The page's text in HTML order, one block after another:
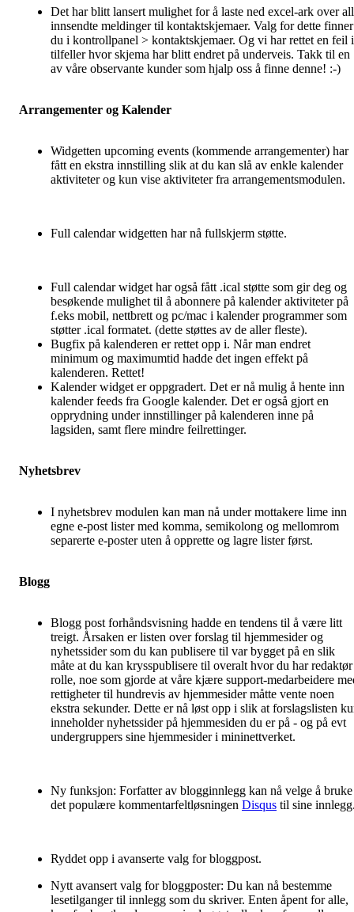
Det har blitt lansert mulighet for å laste ned excel-ark over
innsendte meldinger til kontaktskjemaer. Valg for dette finner
du i kontrollpanel > kontaktskjemaer. Og vi har rettet en feil i
tilfeller hvor skjema har blitt endret på underveis. Takk til en
av våre observante kunder som hjalp oss å finne denne! :-)
Arrangementer og Kalender
Widgetten upcoming events (kommende arrangementer) har
fått en ekstra innstilling slik at du kan slå av enkle kalender
aktiviteter og kun vise aktiviteter fra arrangementsmodulen.
Full calendar widgetten har nå fullskjerm støtte.
Full calendar widget har også fått .ical støtte som gir deg og
besøkende mulighet til å abonnere på kalender aktiviteter på
f.eks mobil, nettbrett og pc/mac i kalender programmer som
støtter .ical formatet. (dette støttes av de aller fleste).
Bugfix på kalenderen er rettet opp i. Når man endret
minimum og maximumtid hadde det ingen effekt på
kalenderen. Rettet!
Kalender widget er oppgradert. Det er nå mulig å hente inn
kalender feeds fra Google kalender. Det er også gjort en
opprydning under innstillinger på kalenderen inne på
lagsiden, samt flere mindre feilrettinger.
Nyhetsbrev
I nyhetsbrev modulen kan man nå under mottakere lime inn
egne e-post lister med komma, semikolong og mellomrom
separerte e-poster uten å opprette og lagre lister først.
Blogg
Blogg post forhåndsvisning hadde en tendens til å være litt
treigt. Årsaken er listen over forslag til hjemmesider og
nyhetssider som du kan publisere til var bygget på en slik
måte at du kan krysspublisere til overalt hvor du har redaktør
rolle, noe som gjorde at våre kjære support-medarbeidere
rettigheter til hundrevis av hjemmesider måtte vente noen
ekstra sekunder. Dette er nå løst opp i slik at forslagslisten
inneholder nyhetssider på hjemmesiden du er på - og på evt
undergruppers sine hjemmesider i mininettverket.
Ny funksjon: Forfatter av blogginnlegg kan nå velge å bruke
det populære kommentarfeltløsningen Disqus til sine
Ryddet opp i avanserte valg for bloggpost.
Nytt avansert valg for bloggposter: Du kan nå bestemme
lesetilganger til innlegg som du skriver. Enten åpent for alle,